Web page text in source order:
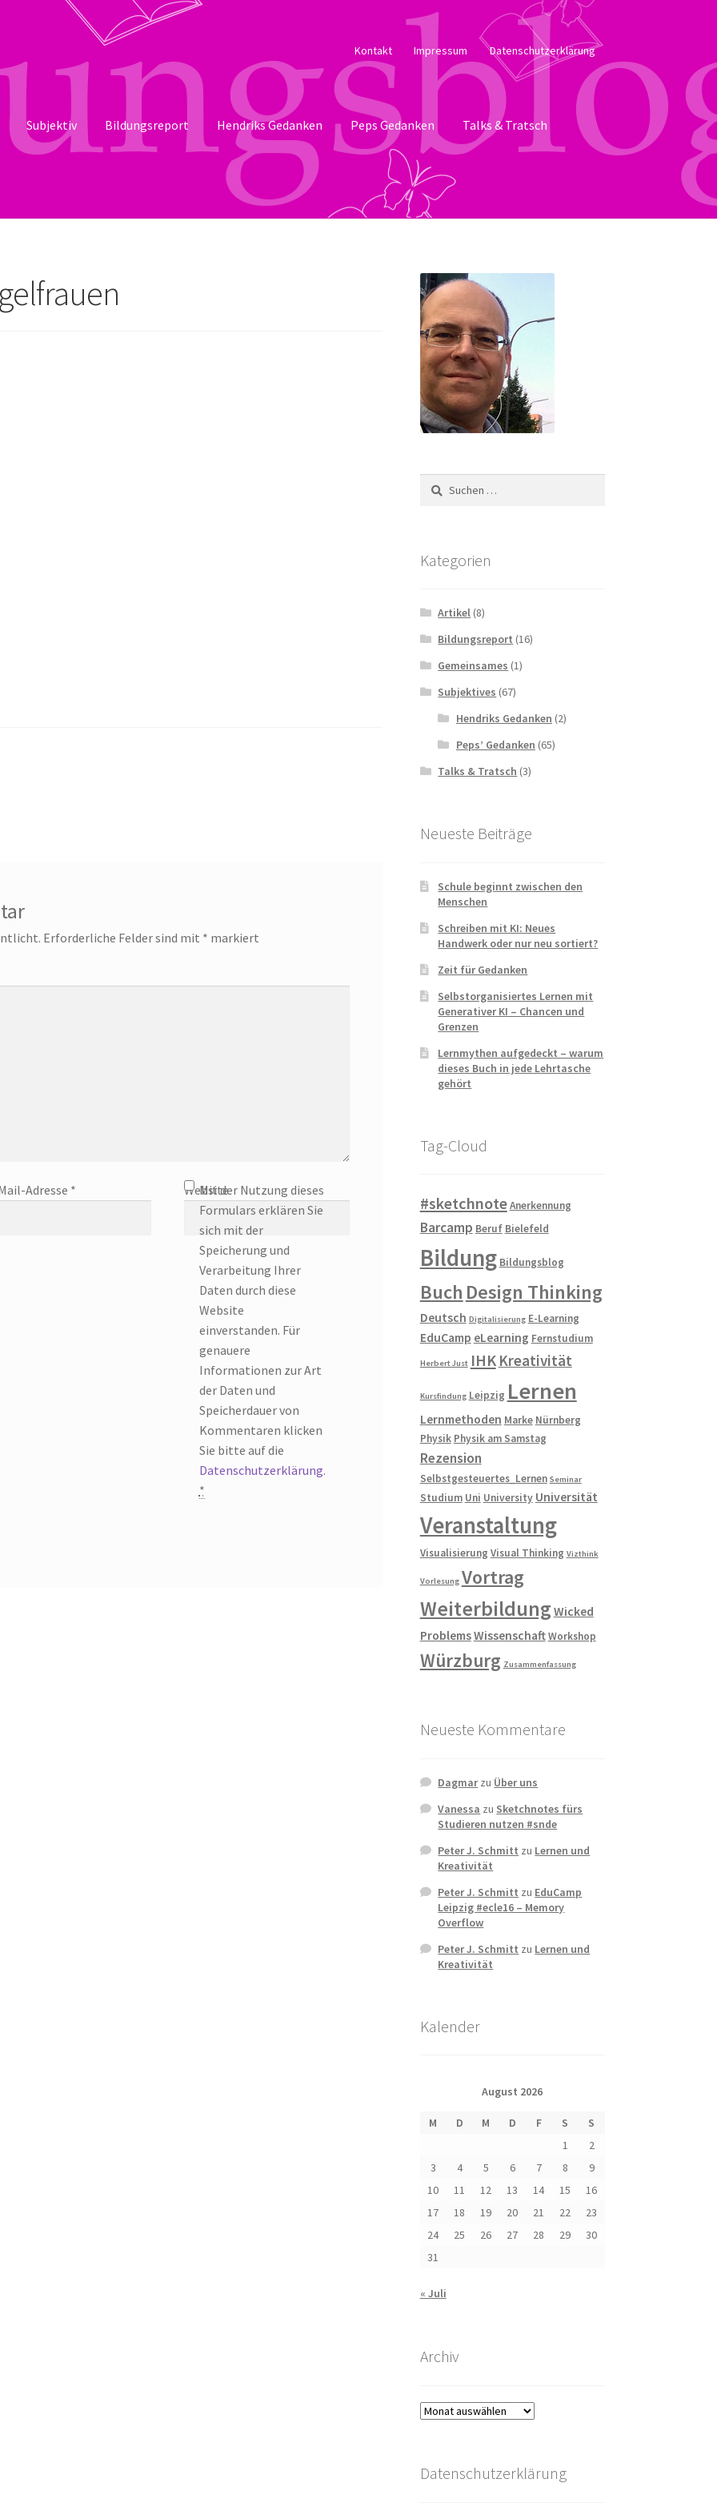
Kontakt Impressum Datenschutzerklärung
Subjektiv Bildungsreport Hendriks Gedanken Peps Gedanken Talks & Tratsch
Erforderliche Felder sind mit * markiert
Adresse * Website
Mit der Nutzung dieses
Formulars erklären Sie
sich mit der
Speicherung und
Verarbeitung Ihrer
Daten durch diese
Website
einverstanden. Für
genauere
Informationen zur Art
der Daten und
Speicherdauer von
Kommentaren klicken
Sie bitte auf die
Datenschutzerklärung.
*
Suchen
nach:
Kategorien
Artikel (8)
Bildungsreport (16)
Gemeinsames (1)
Subjektives (67)
Hendriks Gedanken (2)
Peps’ Gedanken (65)
Talks & Tratsch (3)
Neueste Beiträge
Schule beginnt zwischen den
Menschen
Schreiben mit KI: Neues
Handwerk oder nur neu sortiert?
Zeit für Gedanken
Selbstorganisiertes Lernen mit
Generativer KI – Chancen und
Grenzen
Lernmythen aufgedeckt – warum
dieses Buch in jede Lehrtasche
gehört
Tag-Cloud
#sketchnoteAnerkennung
Barcamp Beruf Bielefeld
Bildung Bildungsblog
Buch Design Thinking
Deutsch Digitalisierung E-Learning
EduCamp eLearning Fernstudium
Herbert Just IHK Kreativität
Kursfindung Leipzig Lernen
Lernmethoden Marke Nürnberg
Physik Physik am Samstag
Rezension
Selbstgesteuertes_Lernen Seminar
Studium Uni University Universität
Veranstaltung
Visualisierung Visual Thinking Vizthink
Vorlesung Vortrag
Weiterbildung Wicked
ProblemsWissenschaftWorkshop
Würzburg Zusammenfassung
Neueste Kommentare
Dagmarzu Über uns
Vanessa zu Sketchnotes fürs
Studieren nutzen #snde
Peter J. Schmitt zu Lernen und
Kreativität
Peter J. Schmitt zu EduCamp
Leipzig #ecle16 – Memory
Overflow
Peter J. Schmitt zu Lernen und
Kreativität
Kalender
August 2026
M D M D F S
S
1
2
3
4 5 6 7 8
9
10
11 12 13 14 15
16
17
18 19 20 21 22
23
24
25 26 27 28 29
30
31
« Juli
Archiv
Archiv
Datenschutzerklärung